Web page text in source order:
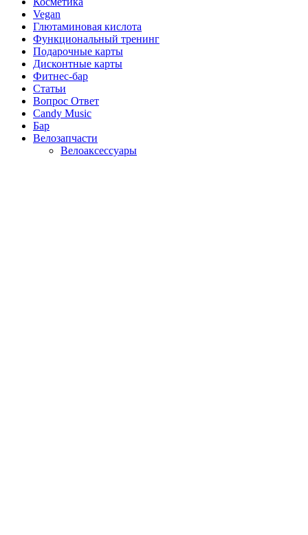
Vegan
Глютаминовая кислота
Функциональный тренинг
Подарочные карты
Дисконтные карты
Фитнес-бар
Статьи
Вопрос Ответ
Candy Music
Бар
Велозапчасти
Велоаксессуары